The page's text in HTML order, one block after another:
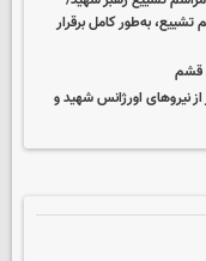
به‌طور کامل برقرار
قشم
نیروهای اورژانس شهید و